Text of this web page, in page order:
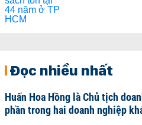
Đọc nhiều nhất
Huấn Hoa Hồng là Chủ tịch
phần trong hai doanh nghiệp